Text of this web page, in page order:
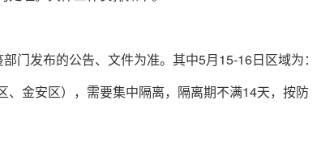
门发布的公告、文件为准。其中5月15-16日区域为：
金安区），需要集中隔离，隔离期不满14天，按防